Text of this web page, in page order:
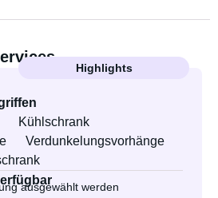
Highlights
Kühlschrank
Verdunkelungsvorhänge
ausgewählt werden